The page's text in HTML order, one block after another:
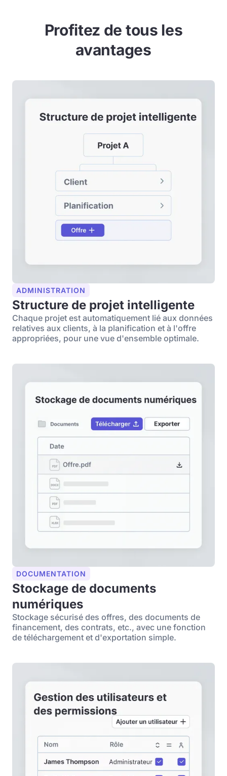
Profitez de tous les
avantages
ADMINISTRATION
Structure de projet intelligente
Chaque projet est automatiquement lié aux données
relatives aux clients, à la planification et à l'offre
appropriées, pour une vue d'ensemble optimale.
DOCUMENTATION
Stockage de documents
numériques
Stockage sécurisé des offres, des documents de
financement, des contrats, etc., avec une fonction
de téléchargement et d'exportation simple.